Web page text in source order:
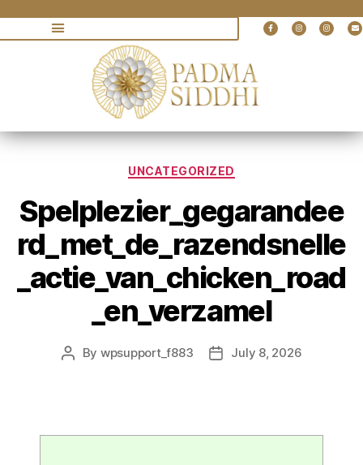
UNCATEGORIZED
Spelplezier_gegarandee
rd_met_de_razendsnelle
_actie_van_chicken_road
_en_verzamel
By wpsupport_f883 July 8, 2026